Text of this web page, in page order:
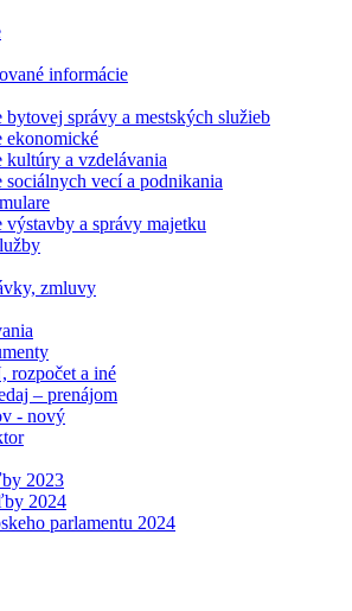
informácie
bytovej správy a mestských služieb
ekonomické
kultúry a vzdelávania
sociálnych vecí a podnikania
výstavby a správy majetku
zmluvy
rozpočet a iné
– prenájom
- nový
2023
2024
parlamentu 2024